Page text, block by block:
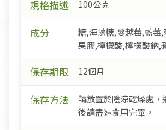
規格描述 100公克
成分
糖,海藻糖,蔓越莓,藍莓
果膠,檸檬酸,檸檬酸鈉,
保存期限 12個月
保存方法
請放置於陰涼乾燥處
後請盡速食用完畢。